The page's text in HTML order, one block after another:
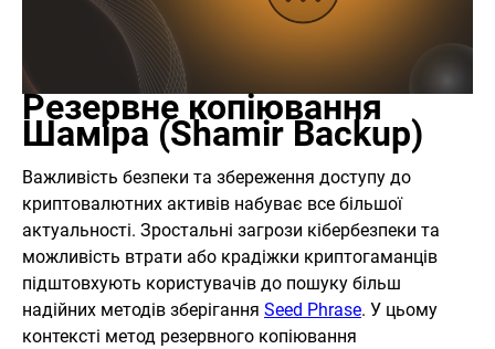
Резервне копіювання
Шаміра (Shamir Backup)
Важливість безпеки та збереження доступу до
криптовалютних активів набуває все більшої
актуальності. Зростальні загрози кібербезпеки та
можливість втрати або крадіжки криптогаманців
підштовхують користувачів до пошуку більш
надійних методів зберігання Seed Phrase. У цьому
контексті метод резервного копіювання